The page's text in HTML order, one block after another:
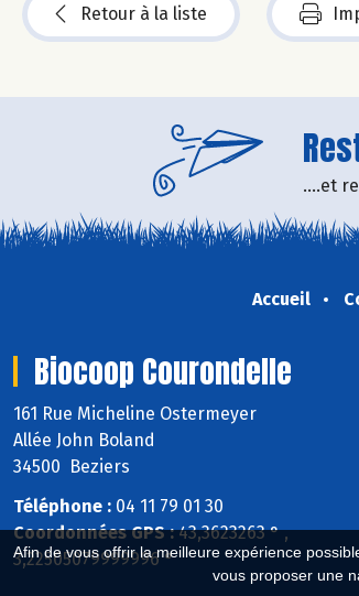
Afin de vous offrir la meilleure expérience
vous proposer une
Retour à la liste
....et
Accueil
Biocoop Courondelle
161 Rue Micheline Ostermeyer
Allée John Boland
34500 Beziers
Téléphone : 04 11 79 01 30
Coordonnées GPS :43,3623263 ° ,
3,22505079999996 °